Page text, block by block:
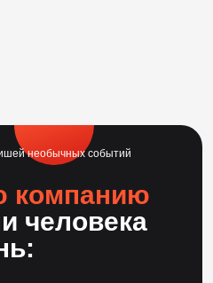
необычных событий
компанию
человека